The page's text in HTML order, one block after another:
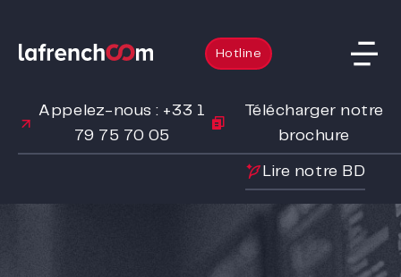
Hotline
Appelez-nous : +33 1
79 75 70 05
Télécharger notre
brochure
Lire notre BD